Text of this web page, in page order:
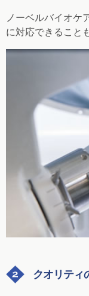
ノーベルバイオケ
に対応できること
クオリティ